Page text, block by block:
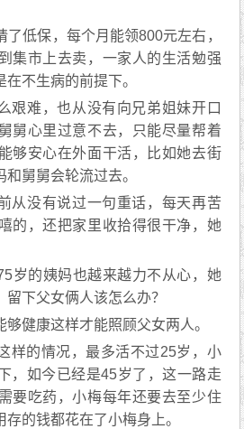
了低保，每个月能领800元左右，
集市上去卖，一家人的生活勉强
不生病的前提下。
艰难，也从没有向兄弟姐妹开口
舅心里过意不去，只能尽量帮着
够安心在外面干活，比如她去街
和舅舅会轮流过去。
从没有说过一句重话，每天再苦
的，还把家里收拾得很干净，她
岁的姨妈也越来越力不从心，她
下父女俩人该怎么办？
健康这样才能照顾父女两人。
样的情况，最多活不过25岁，小
，如今已经是45岁了，这一路走
要吃药，小梅每年还要去至少住
的钱都花在了小梅身上。